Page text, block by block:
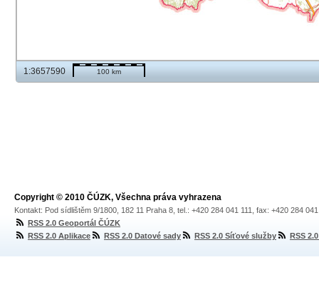
1:3657590 100 km
Copyright © 2010 ČÚZK, Všechna práva vyhrazena
Kontakt: Pod sídlištěm 9/1800, 182 11 Praha 8, tel.: +420 284 041 111, fax: +420 284
RSS 2.0 Geoportál ČÚZK
RSS 2.0 Aplikace
RSS 2.0 Datové sady RSS 2.0 Síťové služby RSS